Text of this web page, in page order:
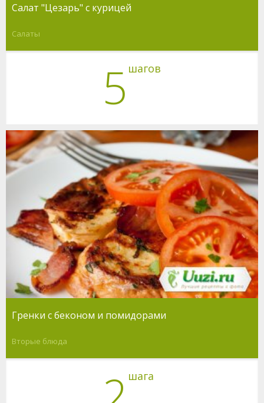
Салат "Цезарь" с курицей
Салаты
5 шагов
Гренки с беконом и помидорами
Вторые блюда
шага